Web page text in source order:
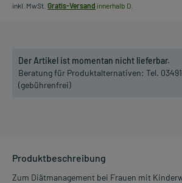
inkl. MwSt. Gratis-Versand innerhalb D.
Der Artikel ist momentan nicht lieferbar.
Beratung für Produktalternativen: Tel.
(gebührenfrei)
Produktbeschreibung
Zum Diätmanagement bei Frauen mit